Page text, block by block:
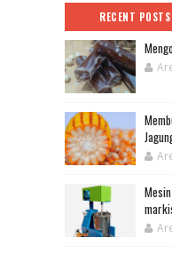
RECENT POSTS